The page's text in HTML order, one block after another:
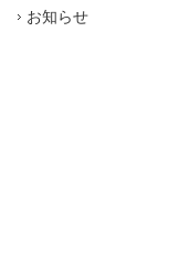
お知らせ